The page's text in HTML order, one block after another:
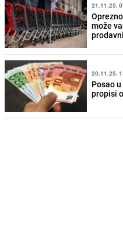
21.11.25.
može
20.11.25.
Posao
propisi